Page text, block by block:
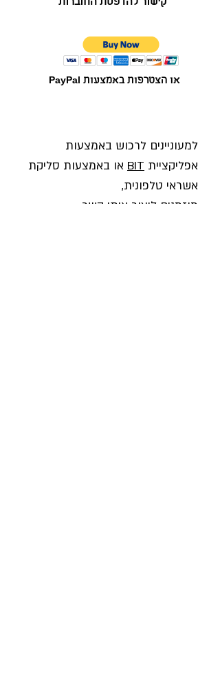
או הצטרפות באמצעות PayPal
למעוניינים לרכוש באמצעות
אפליקציית BIT או באמצעות סליקת
אשראי טלפונית,
מוזמנים ליצור איתי קשר